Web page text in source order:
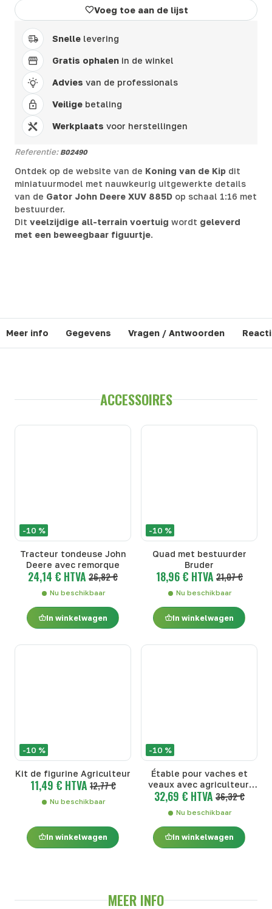
Voeg toe aan de lijst
Snelle levering
Gratis ophalen in de winkel
Advies van de professionals
Veilige betaling
Werkplaats voor herstellingen
Referentie: B02490
Ontdek op de website van de Koning van de Kip dit
miniatuurmodel met nauwkeurig uitgewerkte details
van de Gator John Deere XUV 885D op schaal 1:16 met
bestuurder.
Dit veelzijdige all-terrain voertuig wordt geleverd
met een beweegbaar figuurtje.
Meer info Gegevens Vragen / Antwoorden
ACCESSOIRES
-10 %
Tracteur tondeuse John
Deere avec remorque
24,14 € HTVA 26,82 €
Nu beschikbaar
In winkelwagen
-10 %
Quad met bestuurder
Bruder
18,96 € HTVA 21,07 €
Nu beschikbaar
In winkelwagen
-10 %
Kit de figurine Agriculteur
11,49 € HTVA 12,77 €
Nu beschikbaar
In winkelwagen
-10 %
Étable pour vaches et
veaux avec agriculteur,
vache et veau
32,69 € HTVA 36,32 €
Nu beschikbaar
In winkelwagen
MEER INFO